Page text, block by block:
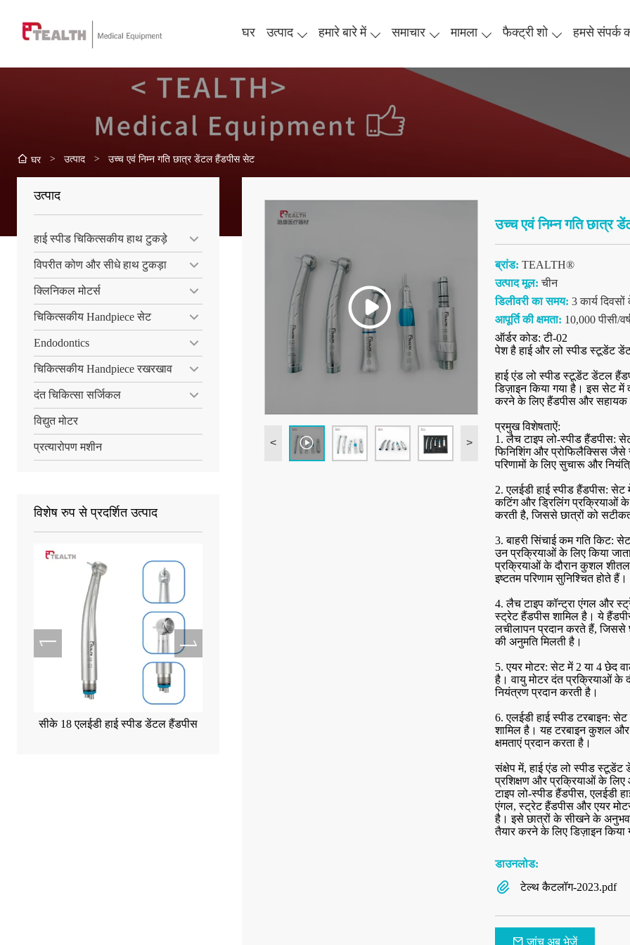
घर उत्पाद हमारे बारे में समाचार मामला फैक्ट्री शो हमसे संपर्क
घर > उत्पाद > उच्च एवं निम्न गति छात्र डेंटल हैंडपीस सेट
उत्पाद
हाई स्पीड चिकित्सकीय हाथ टुकड़े
विपरीत कोण और सीधे हाथ टुकड़ा
क्लिनिकल मोटर्स
चिकित्सकीय Handpiece सेट
Endodontics
चिकित्सकीय Handpiece रखरखाव
दंत चिकित्सा सर्जिकल
विद्युत मोटर
प्रत्यारोपण मशीन
विशेष रुप से प्रदर्शित उत्पाद
सीके 18 एलईडी हाई स्पीड डेंटल हैंडपीस
सी.के. 11 एलईडी हाई स्पीड जर्मनी बियरिंग सर्जिकल हैंडपीस के
< >
उच्च एवं निम्न गति छात्र
ब्रांड: TEALTH®
उत्पाद मूल: चीन
डिलीवरी का समय: 3 कार्य
आपूर्ति की क्षमता: 10,000 पीसी/
ऑर्डर कोड: टी-02
पेश है हाई और लो स्पीड स्टूडेंट
हाई एंड लो स्पीड स्टूडेंट डेंटल
डिज़ाइन किया गया है। इस सेट में
करने के लिए हैंडपीस और
प्रमुख विशेषताऐं:
1. लैच टाइप लो-स्पीड हैंडपीस:
फिनिशिंग और प्रोफिलैक्सिस
परिणामों के लिए सुचारू और
2. एलईडी हाई स्पीड हैंडपीस:
कटिंग और ड्रिलिंग प्रक्रियाओं के
करती है, जिससे छात्रों को
3. बाहरी सिंचाई कम गति किट:
उन प्रक्रियाओं के लिए किया
प्रक्रियाओं के दौरान कुशल
इष्टतम परिणाम सुनिश्चित होते हैं।
4. लैच टाइप कॉन्ट्रा एंगल और
स्ट्रेट हैंडपीस शामिल है। ये
लचीलापन प्रदान करते हैं, जिससे
की अनुमति मिलती है।
5. एयर मोटर: सेट में 2 या 4 छेद
है। वायु मोटर दंत प्रक्रियाओं के
नियंत्रण प्रदान करती है।
6. एलईडी हाई स्पीड टरबाइन:
शामिल है। यह टरबाइन कुशल और
क्षमताएं प्रदान करता है।
संक्षेप में, हाई एंड लो स्पीड
प्रशिक्षण और प्रक्रियाओं के
टाइप लो-स्पीड हैंडपीस, एलईडी
एंगल, स्ट्रेट हैंडपीस और एयर
है। इसे छात्रों के सीखने के अनुभव
तैयार करने के लिए डिज़ाइन किया
डाउनलोड:
टेल्थ कैटलॉग-2023.pdf
जांच अब भेजें